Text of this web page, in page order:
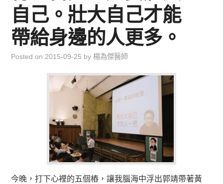
自己。壯大自己才能
帶給身邊的人更多。
Posted on 2015-09-25 by楊為傑醫師
今晚，打下心裡的五個樁，讓我腦海中浮出郭靖帶著黃